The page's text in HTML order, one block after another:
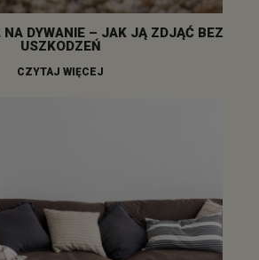
NA DYWANIE – JAK JĄ ZDJĄĆ BEZ
USZKODZEŃ
CZYTAJ WIĘCEJ